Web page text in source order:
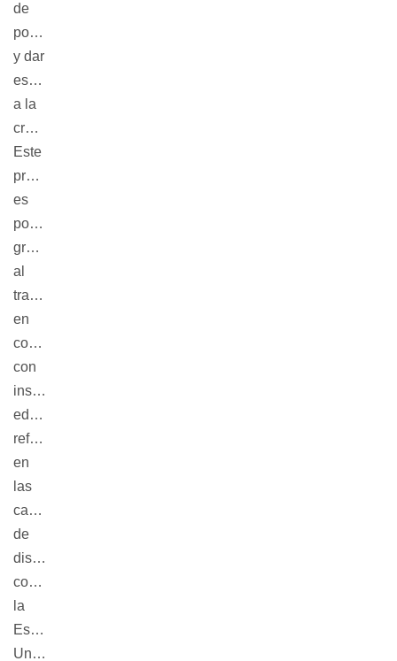
de
potenciar
y dar
espacio
a la
creatividad.
Este
proyecto
es
posible
gracias
al
trabajo
en
conjunto
con
instituciones
educativas
referentes
en
las
carreras
de
diseño
como:
la
Escuela
Universitaria